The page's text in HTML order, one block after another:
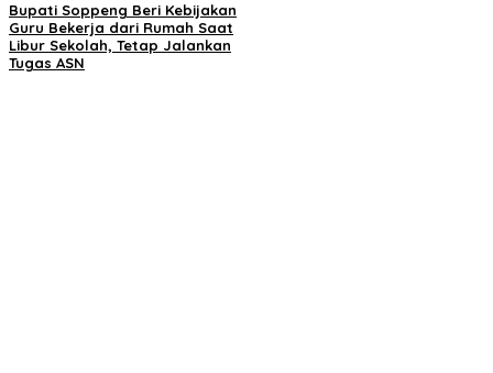
Bupati Soppeng Beri Kebijakan
Guru Bekerja dari Rumah Saat
Libur Sekolah, Tetap Jalankan
Tugas ASN